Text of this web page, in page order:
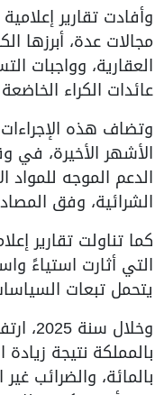
وأفادت تقارير
مجالات عدة، أبرزها
العقارية، وواجبات
عائدات الكراء
وتضاف هذه
الأشهر الأخيرة، في
الدعم الموجه
الشرائية، وفق
كما تناولت تقارير
التي أثارت استياءً
يتحمل تبعات
وخلال